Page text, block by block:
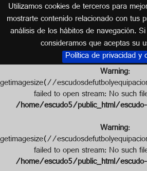
Utilizamos cookies de terceros para
mostrarte contenido relacionado con tus
análisis de los hábitos de navegación.
consideramos que aceptas su
Política de privacidad y
Escudo de C.D.
CATALUÑA
Warning:
getimagesize(//
failed to open stream: No such
/home/escudo5/public_html/
Warning:
getimagesize(//
failed to open stream: No such
/home/escudo5/public_html/